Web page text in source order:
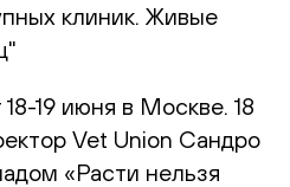
клиник. Живые
19 июня в Москве. 18
Vet Union Сандро
«Расти нельзя